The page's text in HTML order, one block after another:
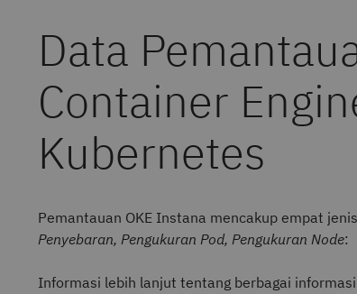
Data
Container
Kubernetes
Pemantauan OKE Instana mencakup empat
Penyebaran, Pengukuran Pod, Pengukuran Node:
Informasi lebih lanjut tentang berbagai